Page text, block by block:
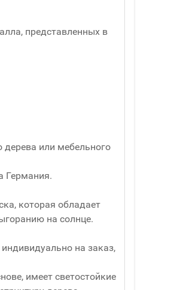
представленных в
или мебельного
Германия.
которая обладает
на солнце.
на заказ,
имеет светостойкие